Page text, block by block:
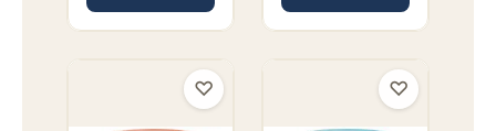
♡ ♡